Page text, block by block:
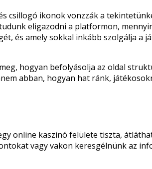
csillogó ikonok vonzzák a
eligazodni a platformon,
és amely sokkal inkább szolgálja a
hogyan befolyásolja az oldal
abban, hogyan hat ránk,
online kaszinó felülete tiszta,
vagy vakon keresgélnünk az